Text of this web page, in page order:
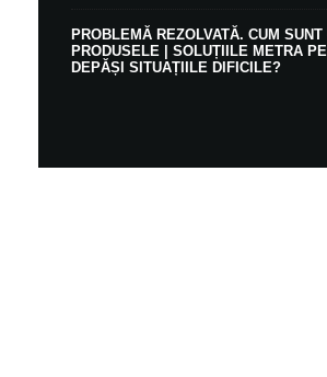
PROBLEMĂ REZOLVATĂ. CUM
PRODUSELE | SOLUȚIILE METRA
DEPĂȘI SITUAȚIILE DIFICILE?